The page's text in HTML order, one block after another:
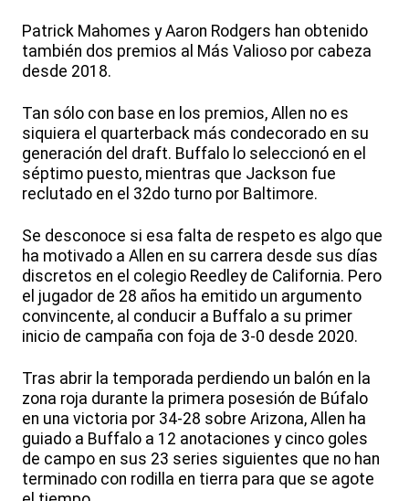
Patrick Mahomes y Aaron Rodgers han obtenido
también dos premios al Más Valioso por cabeza
desde 2018.
Tan sólo con base en los premios, Allen no es
siquiera el quarterback más condecorado en su
generación del draft. Buffalo lo seleccionó en el
séptimo puesto, mientras que Jackson fue
reclutado en el 32do turno por Baltimore.
Se desconoce si esa falta de respeto es algo que
ha motivado a Allen en su carrera desde sus días
discretos en el colegio Reedley de California. Pero
el jugador de 28 años ha emitido un argumento
convincente, al conducir a Buffalo a su primer
inicio de campaña con foja de 3-0 desde 2020.
Tras abrir la temporada perdiendo un balón en la
zona roja durante la primera posesión de Búfalo
en una victoria por 34-28 sobre Arizona, Allen ha
guiado a Buffalo a 12 anotaciones y cinco goles
de campo en sus 23 series siguientes que no han
terminado con rodilla en tierra para que se agote